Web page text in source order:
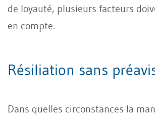
de loyauté, plusieurs facteurs
en compte.
Résiliation sans
Dans quelles circonstances la